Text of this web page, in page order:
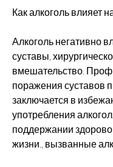
Как алкоголь влияет
Алкоголь негативно
суставы,
вмешательство.
поражения суставов
заключается в
употребления
поддержании
жизни., вызванные